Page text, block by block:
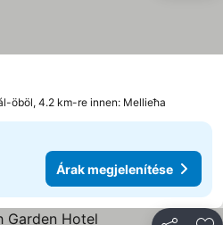
öböl, 4.2 km-re innen: Mellieħa
Árak megjelenítése